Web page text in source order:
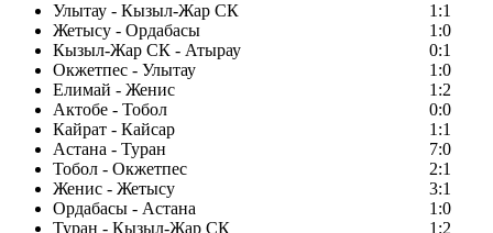
Улытау - Кызыл-Жар СК
1:1
Жетысу - Ордабасы
1:0
Кызыл-Жар СК - Атырау
0:1
Окжетпес - Улытау
1:0
Елимай - Женис
1:2
Актобе - Тобол
0:0
Кайрат - Кайсар
1:1
Астана - Туран
7:0
Тобол - Окжетпес
2:1
Женис - Жетысу
3:1
Ордабасы - Астана
1:0
Туран - Кызыл-Жар СК
1:2